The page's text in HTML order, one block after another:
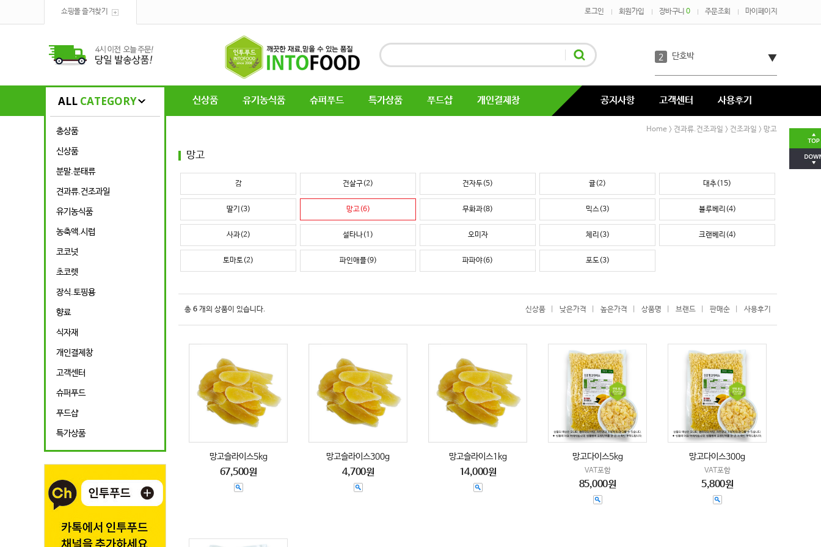
쇼핑몰 즐겨찾기 로그인 회원가입 장바구니 0 주문조회 마이페이지
1
2 단호박
4 녹차
6 호박분태장
ALL CATEGORY 신상품 유기농식품 슈퍼푸드 특가상품 푸드샵 개인결제창 공지사항 고객센터 사용후기
총상품
신상품
분말.분태류
견과류.건조과일
유기농식품
농축액.시럽
코코넛
초코렛
장식.토핑용
향료
식자재
개인결제창
고객센터
슈퍼푸드
푸드샵
특가상품
Home > 견과류.건조과일 > 건조과일 > 망고
망고
감 건살구(2) 건자두(5) 귤(2) 대추(15)
딸기(3) 망고(6) 무화과(8) 믹스(3) 블루베리(4)
사과(2) 설타나(1) 오미자 체리(3) 크랜베리(4)
토마토(2) 파인애플(9) 파파야(6) 포도(3)
총 6 개의 상품이 있습니다. 신상품 낮은가격 높은가격 상품명 브랜드 판매순 사용후기
망고슬라이스5kg
67,500원
망고슬라이스300g
4,700원
망고슬라이스1kg
14,000원
망고다이스5kg
VAT포함
85,000원
망고다이스300g
VAT포함
5,800원